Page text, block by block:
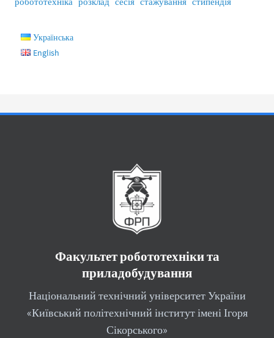
Українська
English
Факультет робототехніки та
приладобудування
Національний технічний університет України
«Київський політехнічний інститут імені Ігоря
Сікорського»